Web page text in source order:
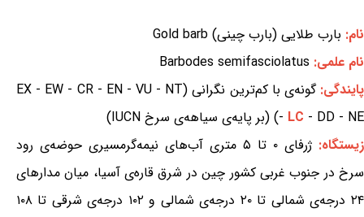
نام: بارب طلایی (بارب چینی) Gold barb
نام علمی: Barbodes semifasciolatus
پایندگی:
گونه‌ی با کم‌ترین نگرانی (EX - EW - CR - EN - VU - NT
- LC - DD - NE) (بر پایه‌ی سیاهه‌ی سرخ IUCN)
زیستگاه:
ژرفای ۰ تا ۵ متری آب‌های نیمه‌گرمسیری حوضه‌ی رود
سرخ در جنوب غربی کشور چین در شرق قاره‌ی آسیا، میان مدارهای
۲۴ درجه‌ی شمالی تا ۲۰ درجه‌ی شمالی و ۱۰۲ درجه‌ی شرقی تا ۱۰۸